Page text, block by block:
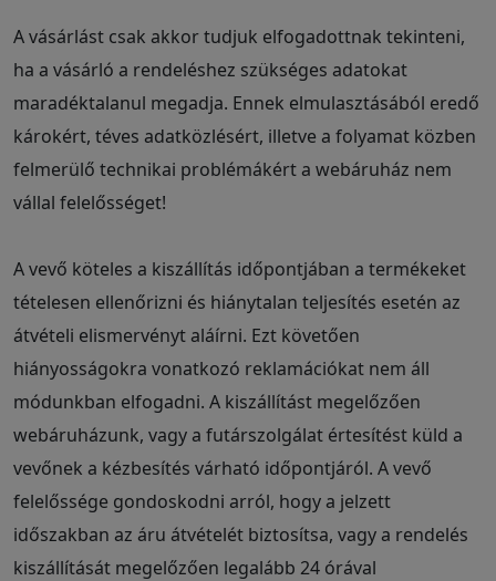
A vásárlást csak akkor tudjuk elfogadottnak tekinteni,
ha a vásárló a rendeléshez szükséges adatokat
maradéktalanul megadja. Ennek elmulasztásából eredő
károkért, téves adatközlésért, illetve a folyamat közben
felmerülő technikai problémákért a webáruház nem
vállal felelősséget!
A vevő köteles a kiszállítás időpontjában a termékeket
tételesen ellenőrizni és hiánytalan teljesítés esetén az
átvételi elismervényt aláírni. Ezt követően
hiányosságokra vonatkozó reklamációkat nem áll
módunkban elfogadni. A kiszállítást megelőzően
webáruházunk, vagy a futárszolgálat értesítést küld a
vevőnek a kézbesítés várható időpontjáról. A vevő
felelőssége gondoskodni arról, hogy a jelzett
időszakban az áru átvételét biztosítsa, vagy a rendelés
kiszállítását megelőzően legalább 24 órával